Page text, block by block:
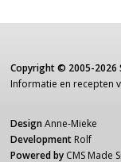
Copyright © 2005-2026
Informatie en recepten
Design Anne-Mieke
Development Rolf
Powered by CMS Made